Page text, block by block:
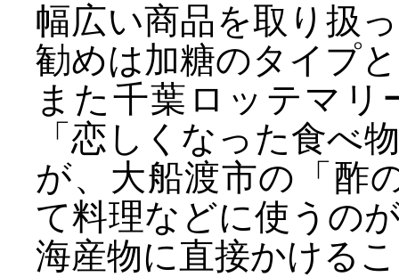
幅広い商品を取り扱
勧めは加糖のタイプ
また千葉ロッテマリ
「恋しくなった食べ
が、大船渡市の「酢
て料理などに使うの
海産物に直接かける